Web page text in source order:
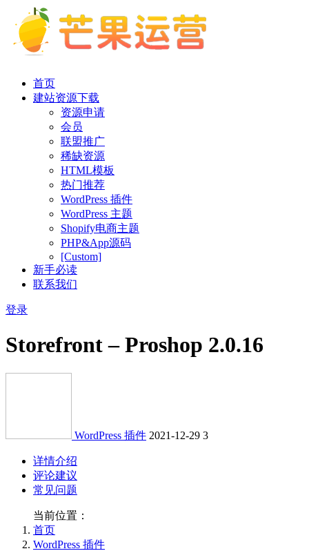
首页
建站资源下载
资源申请
会员
联盟推广
稀缺资源
HTML模板
热门推荐
WordPress 插件
WordPress 主题
Shopify电商主题
PHP&App源码
[Custom]
新手必读
联系我们
登录
Storefront – Proshop 2.0.16
WordPress 插件 2021-12-29 3
详情介绍
评论建议
常见问题
当前位置：
首页
WordPress 插件